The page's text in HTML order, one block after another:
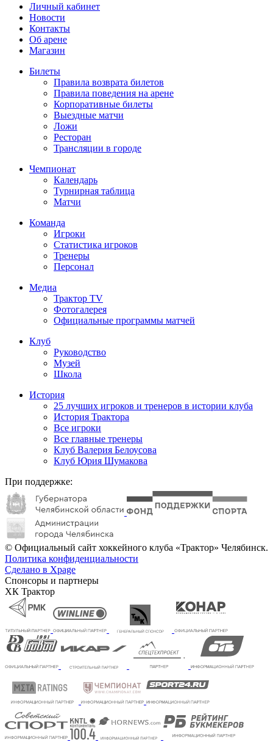
Личный кабинет
Новости
Контакты
Об арене
Магазин
Билеты
Правила возврата билетов
Правила поведения на арене
Корпоративные билеты
Выездные матчи
Ложи
Ресторан
Трансляции в городе
Чемпионат
Календарь
Турнирная таблица
Матчи
Команда
Игроки
Статистика игроков
Тренеры
Персонал
Медиа
Трактор TV
Фотогалерея
Официальные программы матчей
Клуб
Руководство
Музей
Школа
История
25 лучших игроков и тренеров в истории клуба
История Трактора
Все игроки
Все главные тренеры
Клуб Валерия Белоусова
Клуб Юрия Шумакова
При поддержке:
© Официальный сайт хоккейного клуба «Трактор» Челябинск.
Политика конфиденциальности
Сделано в Xpage
Спонсоры и партнеры
ХК Трактор